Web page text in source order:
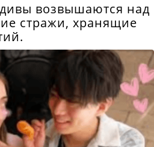
возвышаются над
стражи, хранящие